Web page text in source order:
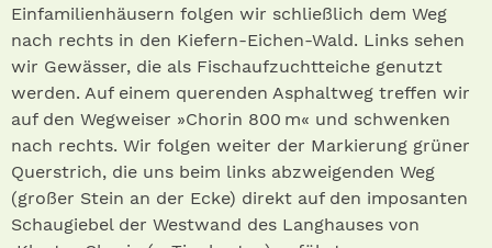
Einfamilienhäusern folgen wir schließlich dem Weg
nach rechts in den Kiefern-Eichen-Wald. Links sehen
wir Gewässer, die als Fischaufzuchtteiche genutzt
werden. Auf einem querenden Asphaltweg treffen wir
auf den Wegweiser »Chorin 800 m« und schwenken
nach rechts. Wir folgen weiter der Markierung grüner
Querstrich, die uns beim links abzweigenden Weg
(großer Stein an der Ecke) direkt auf den imposanten
Schaugiebel der Westwand des Langhauses von